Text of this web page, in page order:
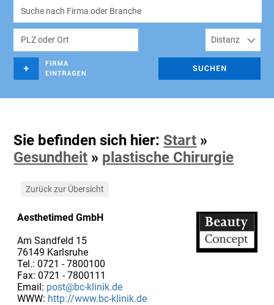
Sie befinden sich hier: Start »
Gesundheit » plastische Chirurgie
Zurück zur Übersicht
Aesthetimed GmbH
Am Sandfeld 15
76149 Karlsruhe
Tel.: 0721 - 7800100
Fax: 0721 - 7800111
Email: post@bc-klinik.de
WWW: http://www.bc-klinik.de